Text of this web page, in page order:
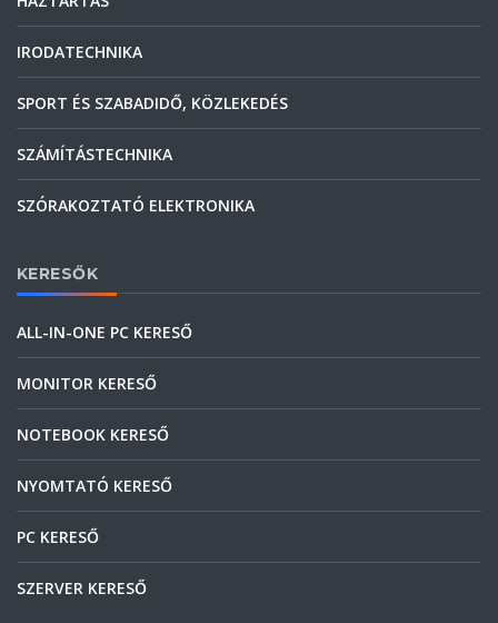
IRODATECHNIKA
SPORT ÉS SZABADIDŐ, KÖZLEKEDÉS
SZÁMÍTÁSTECHNIKA
SZÓRAKOZTATÓ ELEKTRONIKA
KERESŐK
ALL-IN-ONE PC KERESŐ
MONITOR KERESŐ
NOTEBOOK KERESŐ
NYOMTATÓ KERESŐ
PC KERESŐ
SZERVER KERESŐ